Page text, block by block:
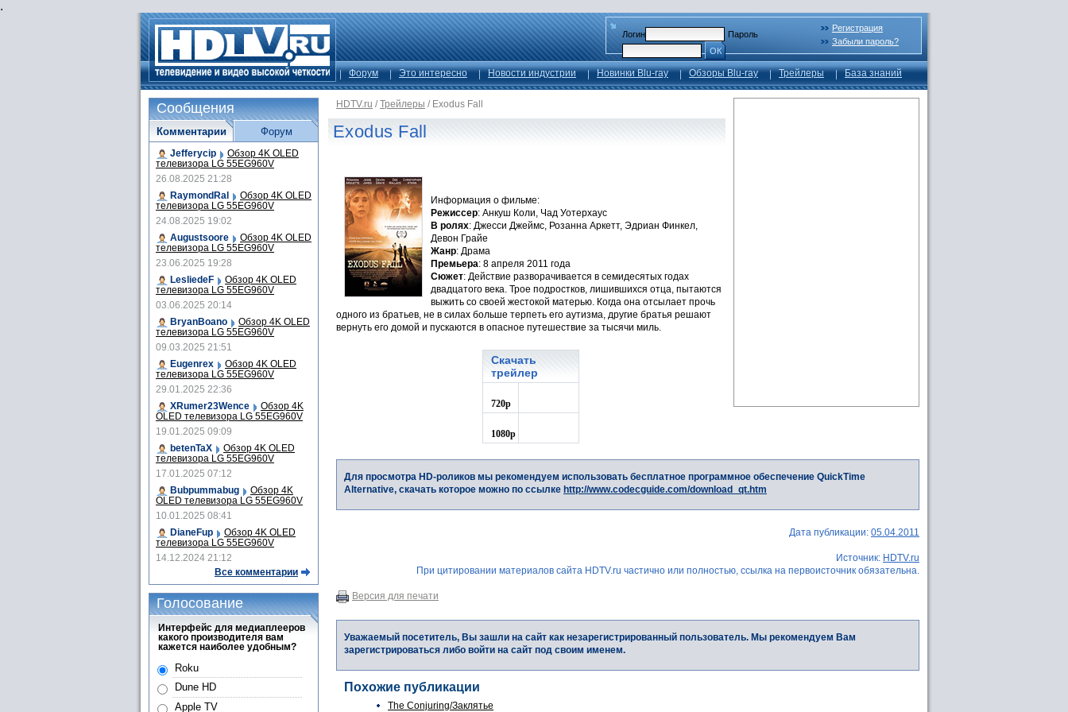
.
Логин
Пароль
ОК
Регистрация
Забыли пароль?
Форум Это интересно Новости индустрии Новинки Blu-ray Обзоры Blu-ray Трейлеры База знаний
HDTV.ru / Трейлеры / Exodus Fall
Exodus Fall
Информация о фильме:
Режиссер: Анкуш Коли, Чад Уотерхаус
В ролях: Джесси Джеймс, Розанна Аркетт, Эдриан Финкел,
Девон Грайе
Жанр: Драма
Премьера: 8 апреля 2011 года
Сюжет: Действие разворачивается в семидесятых годах
двадцатого века. Трое подростков, лишившихся отца, пытаются
выжить со своей жестокой матерью. Когда она отсылает прочь
одного из братьев, не в силах больше терпеть его аутизма, другие братья решают
вернуть его домой и пускаются в опасное путешествие за тысячи миль.
Скачать
трейлер
720p
1080p
Для просмотра HD-роликов мы рекомендуем использовать бесплатное программное обеспечение QuickTime
Alternative, скачать которое можно по ссылке http://www.codecguide.com/download_qt.htm
Дата публикации: 05.04.2011
Источник: HDTV.ru
При цитировании материалов сайта HDTV.ru частично или полностью, ссылка на первоисточник обязательна.
Версия для печати
Уважаемый посетитель, Вы зашли на сайт как незарегистрированный пользователь. Мы рекомендуем Вам
зарегистрироваться либо войти на сайт под своим именем.
Похожие публикации
The Conjuring/Заклятье
Сообщения
Комментарии
Jefferycip Обзор 4K OLED
телевизора LG 55EG960V
26.08.2025 21:28
RaymondRal
Обзор 4K OLED
телевизора LG 55EG960V
24.08.2025 19:02
Augustsoore
Обзор 4K OLED
телевизора LG 55EG960V
23.06.2025 19:28
LesliedeF
Обзор 4K OLED
телевизора LG 55EG960V
03.06.2025 20:14
BryanBoano
Обзор 4K OLED
телевизора LG 55EG960V
09.03.2025 21:51
Eugenrex
Обзор 4K OLED
телевизора LG 55EG960V
29.01.2025 22:36
XRumer23Wence
Обзор 4K
OLED телевизора LG 55EG960V
19.01.2025 09:09
betenTaX
Обзор 4K OLED
телевизора LG 55EG960V
17.01.2025 07:12
Bubpummabug
Обзор 4K
OLED телевизора LG 55EG960V
10.01.2025 08:41
DianeFup
Обзор 4K OLED
телевизора LG 55EG960V
14.12.2024 21:12
Все комментарии
Форум
Голосование
Интерфейс для медиаплееров
какого производителя вам
кажется наиболее удобным?
Roku
Dune HD
Apple TV